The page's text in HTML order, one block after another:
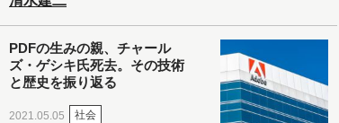
PDFの生みの親、チャール
ズ・ゲシキ氏死去。その技術
と歴史を振り返る
2021.05.05 社会